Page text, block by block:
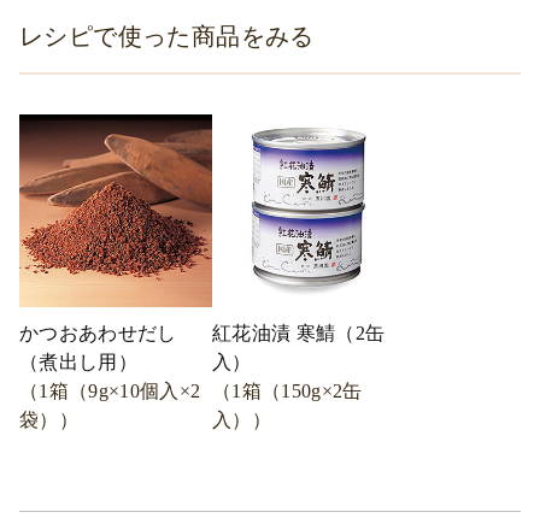
レシピで使った商品をみる
かつおあわせだし
（煮出し用）
（1箱（9g×10個入×2
袋））
紅花油漬 寒鯖（2缶
入）
（1箱（150g×2缶
入））